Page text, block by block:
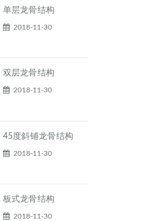
单层龙骨结构
2018-11-30
双层龙骨结构
2018-11-30
45度斜铺龙骨结构
2018-11-30
板式龙骨结构
2018-11-30